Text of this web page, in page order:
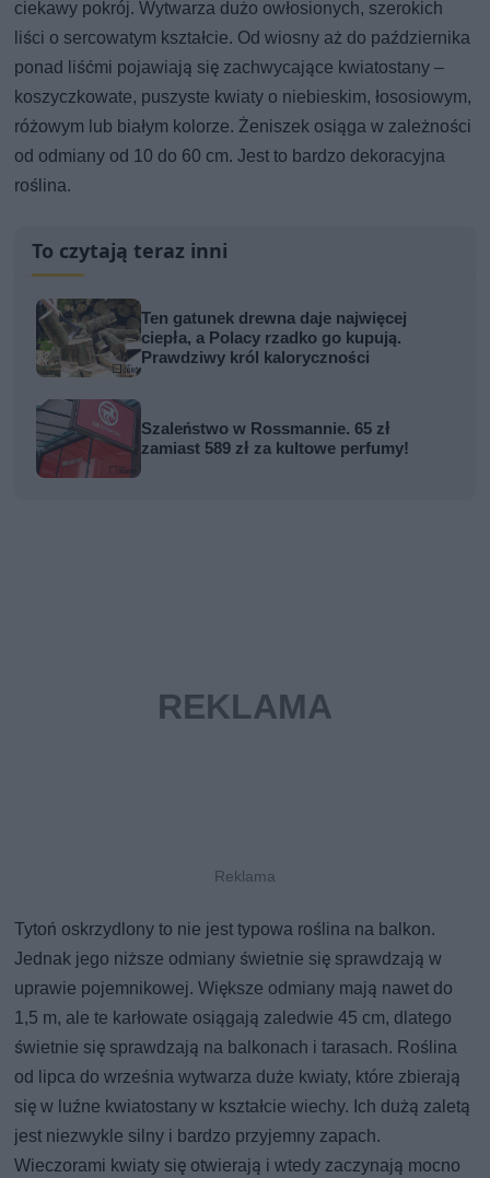
ciekawy pokrój. Wytwarza dużo owłosionych, szerokich
liści o sercowatym kształcie. Od wiosny aż do października
ponad liśćmi pojawiają się zachwycające kwiatostany –
koszyczkowate, puszyste kwiaty o niebieskim, łososiowym,
różowym lub białym kolorze. Żeniszek osiąga w zależności
od odmiany od 10 do 60 cm. Jest to bardzo dekoracyjna
roślina.
To czytają teraz inni
Ten gatunek drewna daje najwięcej
ciepła, a Polacy rzadko go kupują.
Prawdziwy król kaloryczności
Szaleństwo w Rossmannie. 65 zł
zamiast 589 zł za kultowe perfumy!
Tytoń oskrzydlony to nie jest typowa roślina na balkon.
Jednak jego niższe odmiany świetnie się sprawdzają w
uprawie pojemnikowej. Większe odmiany mają nawet do
1,5 m, ale te karłowate osiągają zaledwie 45 cm, dlatego
świetnie się sprawdzają na balkonach i tarasach. Roślina
od lipca do września wytwarza duże kwiaty, które zbierają
się w luźne kwiatostany w kształcie wiechy. Ich dużą zaletą
jest niezwykle silny i bardzo przyjemny zapach.
Wieczorami kwiaty się otwierają i wtedy zaczynają mocno